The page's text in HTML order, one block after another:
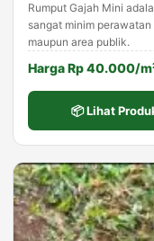
Rumput Gajah Mini
sangat minim
maupun area publik.
Harga Rp 40.000/
📦 Lihat